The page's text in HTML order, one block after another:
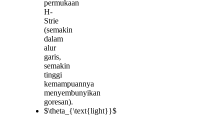
permukaan
H-
Strie
(semakin
dalam
alur
garis,
semakin
tinggi
kemampuannya
menyembunyikan
goresan).
$\theta_{\text{light}}$